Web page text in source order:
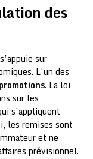
des
sur
L’un des
. La loi
sur les
s’appliquent
les remises sont
et ne
prévisionnel.